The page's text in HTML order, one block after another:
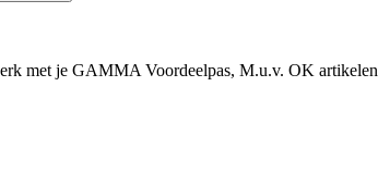
met je GAMMA Voordeelpas, M.u.v. OK artikelen